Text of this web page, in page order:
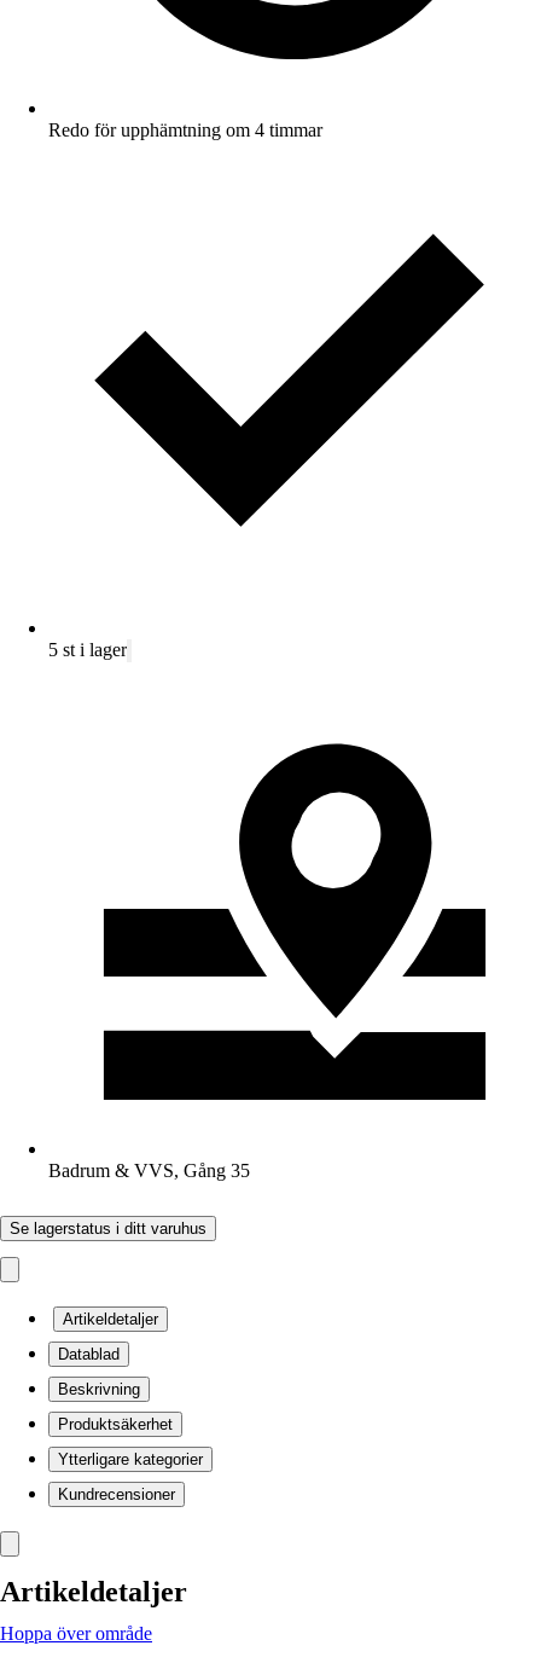
Redo för upphämtning om 4 timmar
5 st i lager
Badrum & VVS, Gång 35
Se lagerstatus i ditt varuhus
Artikeldetaljer
Datablad
Beskrivning
Produktsäkerhet
Ytterligare kategorier
Kundrecensioner
Artikeldetaljer
Hoppa över område